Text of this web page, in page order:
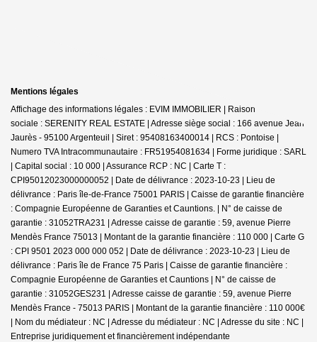
Mentions légales
Affichage des informations légales : EVIM IMMOBILIER | Raison
sociale : SERENITY REAL ESTATE | Adresse siège social : 166 avenue Jean
Jaurès - 95100 Argenteuil | Siret : 95408163400014 | RCS : Pontoise |
Numero TVA Intracommunautaire : FR51954081634 | Forme juridique : SARL
| Capital social : 10 000 | Assurance RCP : NC | Carte T :
CPI95012023000000052 | Date de délivrance : 2023-10-23 | Lieu de
délivrance : Paris île-de-France 75001 PARIS | Caisse de garantie financière
: Compagnie Européenne de Garanties et Cauntions. | N° de caisse de
garantie : 31052TRA231 | Adresse caisse de garantie : 59, avenue Pierre
Mendès France 75013 | Montant de la garantie financière : 110 000 | Carte G
: CPI 9501 2023 000 000 052 | Date de délivrance : 2023-10-23 | Lieu de
délivrance : Paris île de France 75 Paris | Caisse de garantie financière :
Compagnie Européenne de Garanties et Cauntions | N° de caisse de
garantie : 31052GES231 | Adresse caisse de garantie : 59, avenue Pierre
Mendès France - 75013 PARIS | Montant de la garantie financière : 110 000€
| Nom du médiateur : NC | Adresse du médiateur : NC | Adresse du site : NC |
Entreprise juridiquement et financièrement indépendante